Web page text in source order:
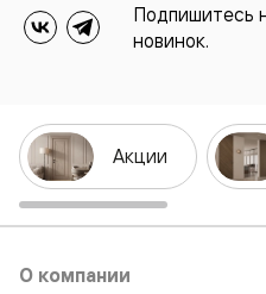
Подпишитесь
новинок.
Акции
О компании